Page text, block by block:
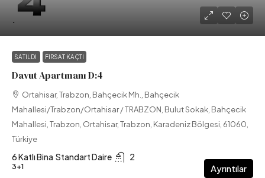
.
SATILDI FIRSAT KAÇTI
Davut Apartmanı D:4
Ortahisar, Trabzon, Bahçecik Mh., Bahçecik
Mahallesi/Trabzon/Ortahisar / TRABZON, Bulut Sokak, Bahçecik
Mahallesi, Trabzon, Ortahisar, Trabzon, Karadeniz Bölgesi, 61060,
Türkiye
6 Katlı Bina Standart Daire 2
3+1 Ayrıntılar